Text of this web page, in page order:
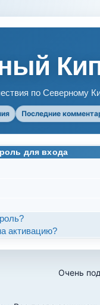
по Северному
Последние
для входа
активацию?
Очень